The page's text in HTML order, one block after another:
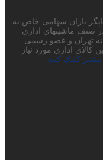
باران سهامی خاص به
از 15سال سابقه در صنف ماشینهای اداری
تهران و عضو رسمی
اداری مورد نیاز
کلیک کنید